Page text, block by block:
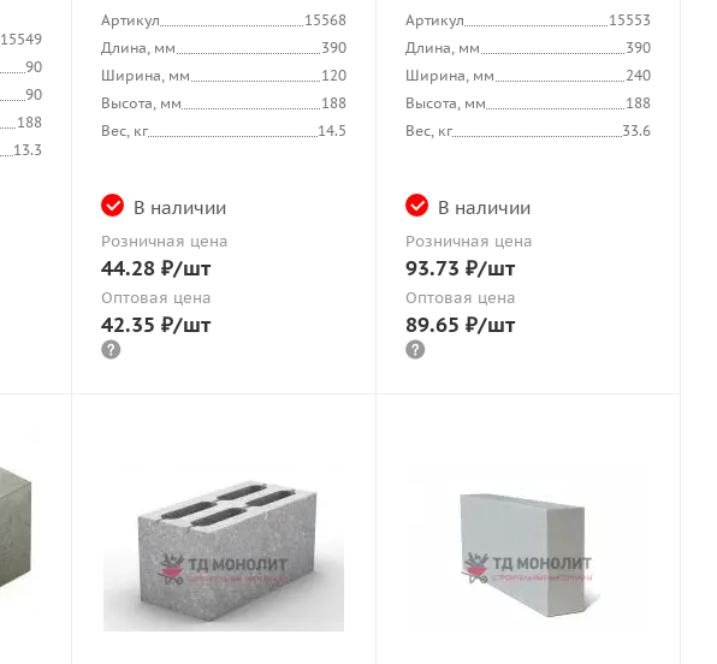
15549
90
90
188
13.3
Артикул
15568
Длина, мм
390
Ширина, мм
120
Высота, мм
188
Вес, кг
14.5
В наличии
Розничная цена
44.28 ₽/шт
Оптовая цена
42.35 ₽/шт
Артикул
15553
Длина, мм
390
Ширина, мм
240
Высота, мм
188
Вес, кг
33.6
В наличии
Розничная цена
93.73 ₽/шт
Оптовая цена
89.65 ₽/шт